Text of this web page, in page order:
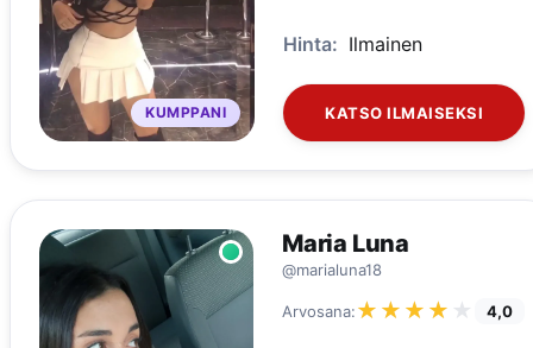
KUMPPANI
Hinta: Ilmainen
KATSO ILMAISEKSI
Maria Luna
@marialuna18
Arvosana:★★★★★
★★★★★ 4,0